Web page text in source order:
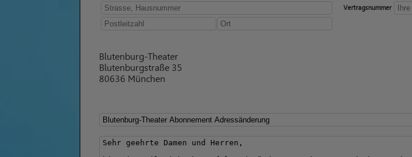
Vertragsnummer
Blutenburg-Theater
Blutenburgstraße 35
80636 München